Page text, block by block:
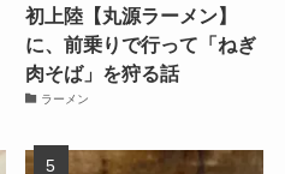
初上陸【丸源ラーメン】
に、前乗りで行って「ねぎ
肉そば」を狩る話
ラーメン